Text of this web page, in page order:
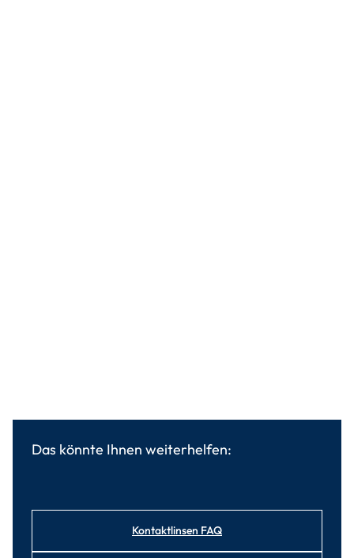
Das könnte Ihnen weiterhelfen:
Kontaktlinsen FAQ